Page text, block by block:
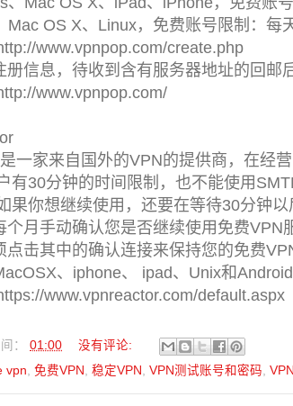
Mac OS X、Linux，免费账号限制：每
www.vpnpop.com/create.php
册信息，待收到含有服务器地址的回邮
www.vpnpop.com/
一家来自国外的VPN的提供商，在经
有30分钟的时间限制，也不能使用
果你想继续使用，还要在等待30分钟以
个月手动确认您是否继续使用免费
点击其中的确认连接来保持您的免费
、iphone、 ipad、Unix和Android
www.vpnreactor.com/default.aspx
： 01:00
没有评论:
vpn 免费VPN 稳定VPN VPN测试账号和密码